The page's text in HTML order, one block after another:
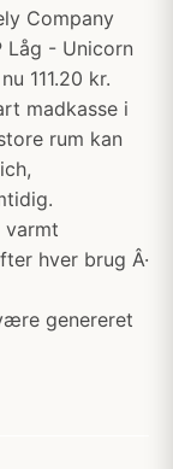
Company
Låg - Unicorn
111.20 kr.
madkasse i
rum kan
varmt
hver brug Â·
genereret